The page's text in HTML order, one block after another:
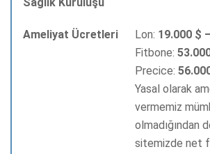
Lon: 19.000 $
Fitbone:
Precice:
Yasal olarak
vermemiz
olmadığından
sitemizde net